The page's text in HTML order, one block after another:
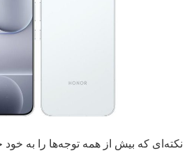
نکته‌ای که بیش از همه توجه‌ها را به خود